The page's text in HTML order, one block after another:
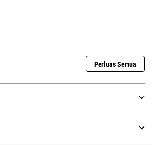
Perluas Semua